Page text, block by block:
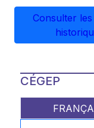
Consulter
CÉGEP